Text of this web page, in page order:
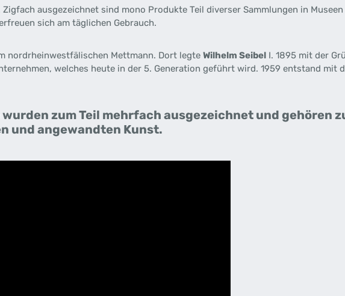
ausgezeichnet sind mono Produkte Teil diverser Sammlungen in
sich am täglichen Gebrauch.
nordrheinwestfälischen Mettmann. Dort legte Wilhelm Seibel I. 1895 mit der
welches heute in der 5. Generation geführt wird. 1959 entstand mit
zum Teil mehrfach ausgezeichnet und gehören
und angewandten Kunst.